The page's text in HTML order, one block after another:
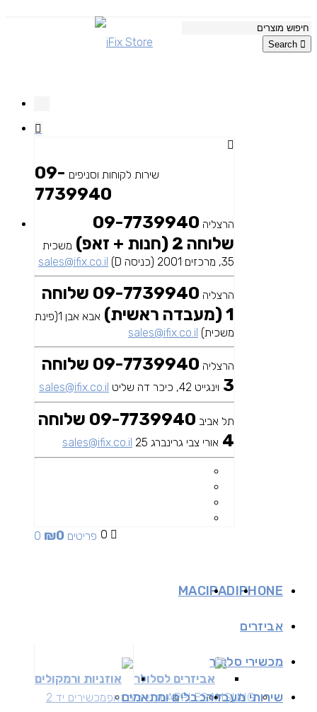
Search
שירות לקוחות וסניפים 09-
7739940
הרצליה 09-7739940
שלוחה 2 (חנות + זאפ)
משכית
35, מרכזים 2001 (כניסה D)
sales@ifix.co.il
הרצליה
09-7739940 שלוחה
1 (מעבדה ראשית)
אבא אבן 1(פינת
משכית) sales@ifix.co.il
הרצליה
09-7739940 שלוחה
3 וינגייט 42, כיכר דה שליט sales@ifix.co.il
תל אביב
09-7739940 שלוחה
4 אורי צבי גרינברג 25 sales@ifix.co.il
0 0 פריטים ₪0
IPHONE
IPAD
MAC
אביזרים
אביזרים לסלולר אוזניות ורמקולים
מכשירי סלולר
SAMSUNG
APPLEמכשירים זאפמכשירים יד 2 שירותי מעבדהכבלים ומתאמים